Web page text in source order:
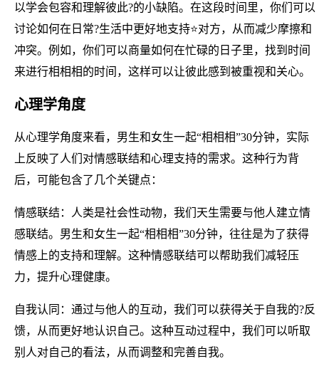
以学会包容和理解彼此?的小缺陷。在这段时间里，你们可以
讨论如何在日常?生活中更好地支持⭐对方，从而减少摩擦和
冲突。例如，你们可以商量如何在忙碌的日子里，找到时间
来进行相相相的时间，这样可以让彼此感到被重视和关心。
心理学角度
从心理学角度来看，男生和女生一起“相相相”30分钟，实际
上反映了人们对情感联结和心理支持的需求。这种行为背
后，可能包含了几个关键点：
情感联结：人类是社会性动物，我们天生需要与他人建立情
感联结。男生和女生一起“相相相”30分钟，往往是为了获得
情感上的支持和理解。这种情感联结可以帮助我们减轻压
力，提升心理健康。
自我认同：通过与他人的互动，我们可以获得关于自我的?反
馈，从而更好地认识自己。这种互动过程中，我们可以听取
别人对自己的看法，从而调整和完善自我。